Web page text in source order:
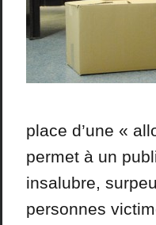
place d’une «
permet à un
insalubre,
personnes